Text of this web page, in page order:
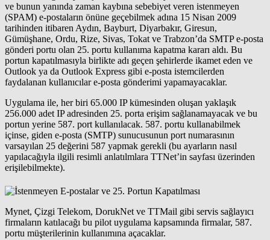
ve bunun yanında zaman kaybına sebebiyet veren istenmeyen
(SPAM) e-postaların önüne geçebilmek adına 15 Nisan 2009
tarihinden itibaren Aydın, Bayburt, Diyarbakır, Giresun,
Gümüşhane, Ordu, Rize, Sivas, Tokat ve Trabzon’da SMTP e-posta
gönderi portu olan 25. portu kullanıma kapatma kararı aldı. Bu
portun kapatılmasıyla birlikte adı geçen şehirlerde ikamet eden ve
Outlook ya da Outlook Express gibi e-posta istemcilerden
faydalanan kullanıcılar e-posta gönderimi yapamayacaklar.
Uygulama ile, her biri 65.000 IP kümesinden oluşan yaklaşık
256.000 adet IP adresinden 25. porta erişim sağlanamayacak ve bu
portun yerine 587. port kullanılacak. 587. portu kullanabilmek
içinse, giden e-posta (SMTP) sunucusunun port numarasının
varsayılan 25 değerini 587 yapmak gerekli (bu ayarların nasıl
yapılacağıyla ilgili resimli anlatılmlara TTNet’in sayfası üzerinden
erişilebilmekte).
Mynet, Çizgi Telekom, DorukNet ve TTMail gibi servis sağlayıcı
firmaların katılacağı bu pilot uygulama kapsamında firmalar, 587.
portu müşterilerinin kullanımına açacaklar.